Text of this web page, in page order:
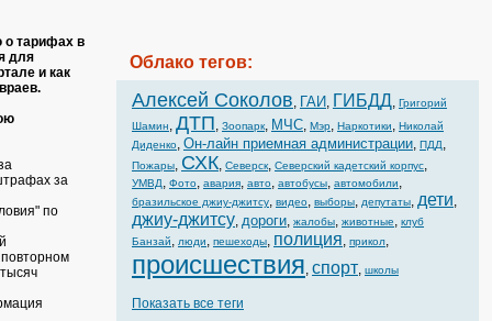
о тарифах в
для
и как
за
по
Облако тегов:
Алексей Соколов, ГАИ, ГИБДД, Григорий
Шамин, ДТП, Зоопарк, МЧС, Мэр, Наркотики, Николай
Диденко, Он-лайн приемная администрации, ПДД,
Пожары, СХК, Северск, Северский кадетский корпус,
УМВД, Фото, авария, авто, автобусы, автомобили,
бразильское джиу-джитсу, видео, выборы, депутаты, дети,
джиу-джитсу, дороги, жалобы, животные, клуб
Банзай, люди, пешеходы, полиция, прикол,
происшествия, спорт, школы
Показать все теги